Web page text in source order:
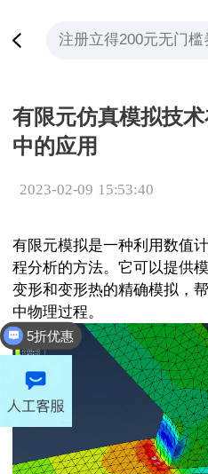
有限元仿真模拟技
中的应用
2023-02-09 15:53:40
有限元模拟是一种利用数值
程分析的方法。它可以提供
变形和变形热的精确模拟，
中物理过程。
5折优惠
全平台立减200